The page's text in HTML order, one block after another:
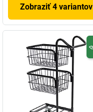
Zobraziť 4 variantov